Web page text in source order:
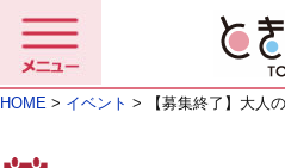
HOME > イベント > 【募集終了】大人